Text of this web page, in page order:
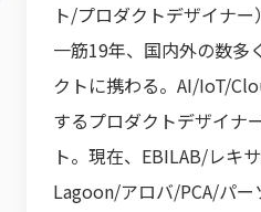
ト/プロダクトデザイナ
一筋19年、国内外の数多
クトに携わる。AI/IoT/
するプロダクトデザイナ
ト。現在、EBILAB/レ
Lagoon/アロバ/PCA/パ